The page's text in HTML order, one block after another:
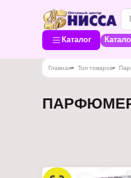
Каталог
Главная Топ товаров